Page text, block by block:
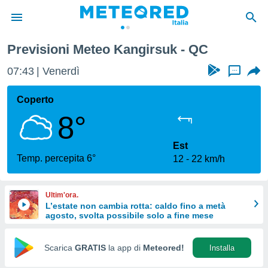
di
per
le
di
Web
Previsioni Meteo Kangirsuk - QC
07:43 Venerdì ...
Coperto
8°
Temp. percepita 6°
Est
12
22 km/h
Ultim'ora.
L’estate non cambia rotta: caldo fino a metà
agosto, svolta possibile solo a fine mese
Scarica GRATIS la app di Meteored! Installa